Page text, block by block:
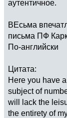
аутентичное.
ВЕсьма
письма ПФ
По-английски
Цитата:
Here you have
subject of
will lack the
the entirety of